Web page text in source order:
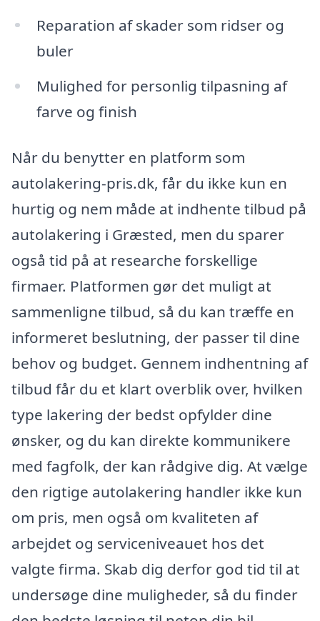
Reparation af skader som ridser og
buler
Mulighed for personlig tilpasning af
farve og finish
Når du benytter en platform som
autolakering-pris.dk, får du ikke kun en
hurtig og nem måde at indhente tilbud på
autolakering i Græsted, men du sparer
også tid på at researche forskellige
firmaer. Platformen gør det muligt at
sammenligne tilbud, så du kan træffe en
informeret beslutning, der passer til dine
behov og budget. Gennem indhentning af
tilbud får du et klart overblik over, hvilken
type lakering der bedst opfylder dine
ønsker, og du kan direkte kommunikere
med fagfolk, der kan rådgive dig. At vælge
den rigtige autolakering handler ikke kun
om pris, men også om kvaliteten af
arbejdet og serviceniveauet hos det
valgte firma. Skab dig derfor god tid til at
undersøge dine muligheder, så du finder